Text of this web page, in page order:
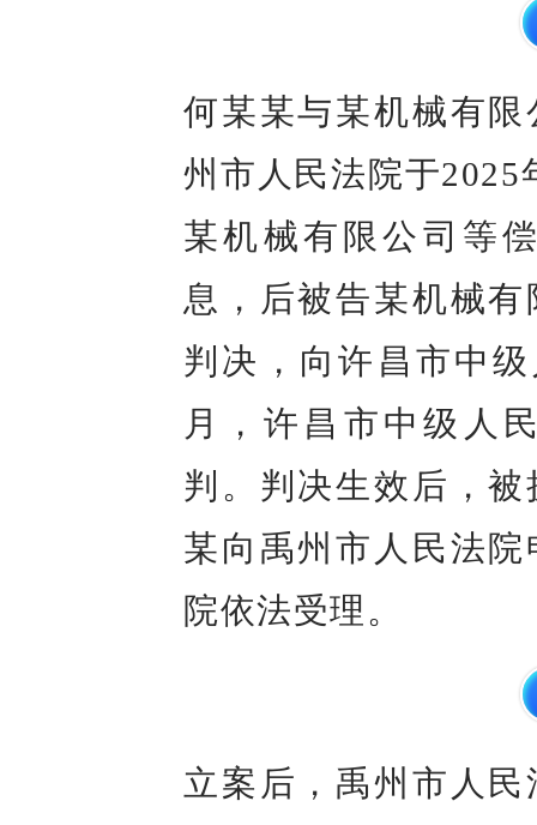
何某某与某机械有
州市人民法院于
某机械有限公司等
息，后被告某机械
判决，向许昌市中
月，许昌市中级人
判。判决生效后，
某向禹州市人民法
院依法受理。
立案后，禹州市人